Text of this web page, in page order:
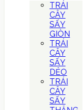
TRÁI
CÂY
SẤY
GIÒN
TRÁI
CÂY
SẤY
DẺO
TRÁI
CÂY
SẤY